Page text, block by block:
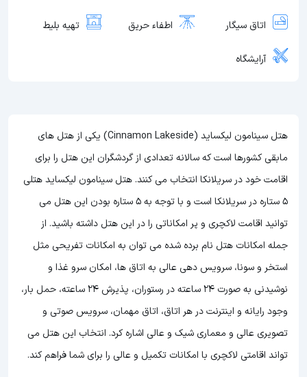
اتاق سیگار اطفاء حریق تهیه بلیط
آرایشگاه
هتل سینامون لیکساید (Cinnamon Lakeside) یکی از هتل های
مابقی کشورها است که سالانه تعدادی از گردشگران این هتل را برای
اقامت خود در سریلانکا انتخاب می کنند. هتل سینامون لیکساید هتلی
5 ستاره در سریلانکا است و با توجه به 5 ستاره بودن این هتل
می
توانید اقامت لاکچری و پر امکاناتی را در این هتل داشته باشید. از
جمله امکانات هتل نام برده شده می توان به امکانات تفریحی مثل
استخر و سونا، سرویس دهی عالی به اتاق ها، امکان سرو غذا و
نوشیدنی به صورت 24 ساعته در رستوران، پذیرش 24 ساعته، حمل بار،
وجود رایانه و اینترنت در هر اتاق، اتاق مهمان، سرویس صوتی و
تصویری عالی و معماری شیک و عالی اشاره کرد. انتخاب این هتل می
تواند اقامتی لاکچری با امکانات تکمیل و عالی را برای شما فراهم کند.